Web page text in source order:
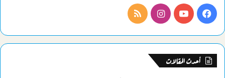
فيسبوكيوتيوبانستقرامملخص
الموقع
أحدث المقالات